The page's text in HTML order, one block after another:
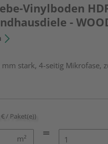
Vinylboden
-
stark, 4-seitig Mikrofase,
/ Paket(e))
m²